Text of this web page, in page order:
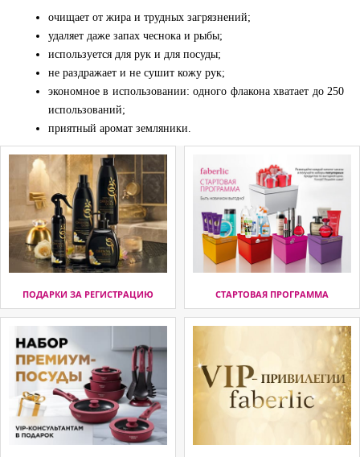
очищает от жира и трудных загрязнений;
удаляет даже запах чеснока и рыбы;
используется для рук и для посуды;
не раздражает и не сушит кожу рук;
экономное в использовании: одного флакона хватает до 250
использований;
приятный аромат земляники.
ПОДАРКИ ЗА РЕГИСТРАЦИЮ СТАРТОВАЯ ПРОГРАММА